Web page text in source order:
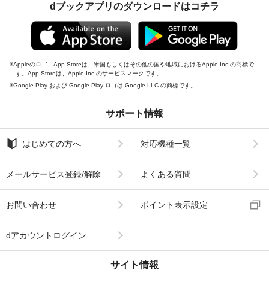
dブックアプリのダウンロードはコチラ
Appleのロゴ、App Storeは、米国もしくはその他の国や地域におけるApple Inc.の商標で
す。App Storeは、Apple Inc.のサービスマークです。
Google Play および Google Play ロゴは Google LLC の商標です。
サポート情報
はじめての方へ 対応機種一覧
メールサービス登録/解除 よくある質問
お問い合わせ ポイント表示設定
dアカウントログイン
サイト情報